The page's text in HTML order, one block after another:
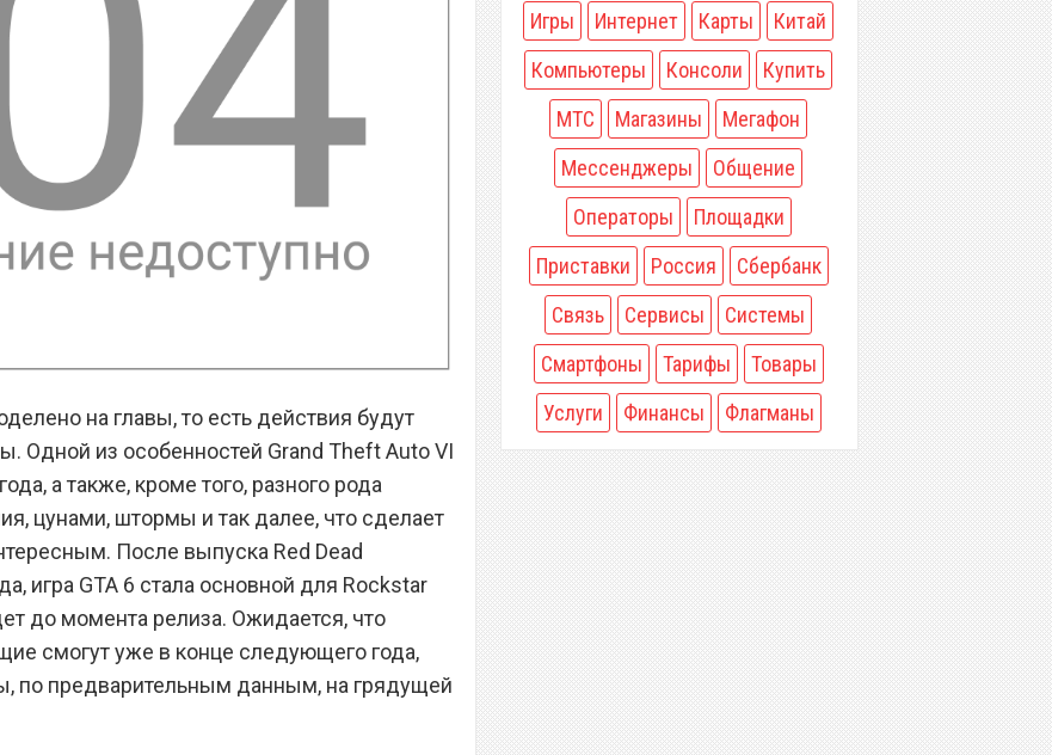
на главы, то есть действия будут
Одной из особенностей Grand Theft Auto VI
а также, кроме того, разного рода
цунами, штормы и так далее, что сделает
После выпуска Red Dead
игра GTA 6 стала основной для Rockstar
до момента релиза. Ожидается, что
смогут уже в конце следующего года,
по предварительным данным, на грядущей
Игры
Интернет Карты
Китай
Компьютеры
Консоли
Купить
МТС
Магазины
Мегафон
Мессенджеры
Общение
Операторы
Площадки
Приставки
Россия
Сбербанк
Связь
Сервисы
Системы
Смартфоны
Тарифы
Товары
Услуги
Финансы Флагманы